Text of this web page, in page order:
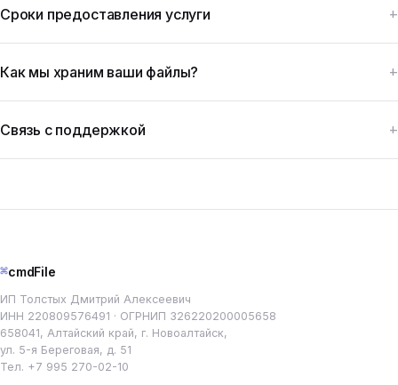
Сроки предоставления услуги
Как мы храним ваши файлы?
Связь с поддержкой
⌘cmdFile
ИП Толстых Дмитрий Алексеевич
ИНН 220809576491 · ОГРНИП 326220200005658
658041, Алтайский край, г. Новоалтайск,
ул. 5-я Береговая, д. 51
Тел. +7 995 270-02-10